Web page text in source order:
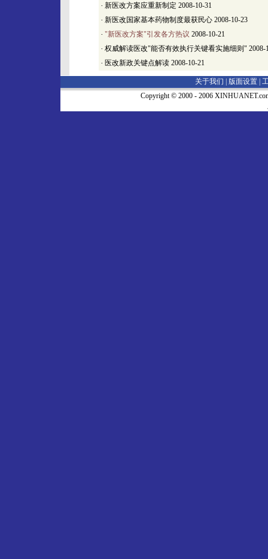
· 新医改方案应重新制定 2008-10-31
· 新医改国家基本药物制度最获民心 2008-10-23
· "新医改方案"引发各方热议 2008-10-21
· 权威解读医改"能否有效执行关键看实施细则" 2008-
· 医改新政关键点解读 2008-10-21
关于我们 | 版面设置
Copyright © 2000 - 2006